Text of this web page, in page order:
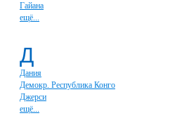
Гайана
ещё...
Д
Дания
Демокр. Республика Конго
Джерси
ещё...